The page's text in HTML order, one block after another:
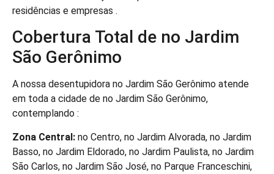
residências e empresas .
Cobertura Total de no Jardim
São Gerônimo
A nossa desentupidora no Jardim São Gerônimo atende
em toda a cidade de no Jardim São Gerônimo,
contemplando :
Zona Central: no Centro, no Jardim Alvorada, no Jardim
Basso, no Jardim Eldorado, no Jardim Paulista, no Jardim
São Carlos, no Jardim São José, no Parque Franceschini,